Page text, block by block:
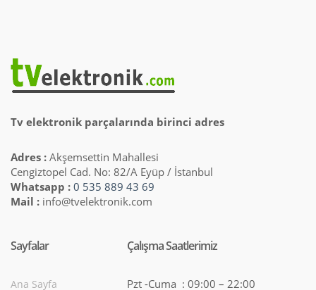
Tv elektronik parçalarında birinci adres
Adres : Akşemsettin Mahallesi
Cengiztopel Cad. No: 82/A Eyüp / İstanbul
Whatsapp : 0 535 889 43 69
Mail : info@tvelektronik.com
Sayfalar
Ana Sayfa
Çalışma Saatlerimiz
Pzt -Cuma : 09:00 – 22:00